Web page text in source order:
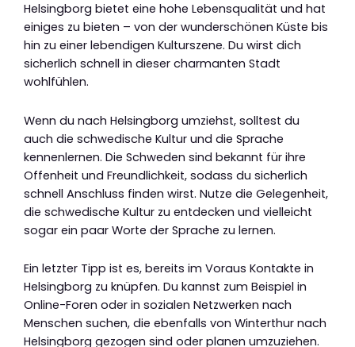
Helsingborg bietet eine hohe Lebensqualität und hat
einiges zu bieten – von der wunderschönen Küste bis
hin zu einer lebendigen Kulturszene. Du wirst dich
sicherlich schnell in dieser charmanten Stadt
wohlfühlen.
Wenn du nach Helsingborg umziehst, solltest du
auch die schwedische Kultur und die Sprache
kennenlernen. Die Schweden sind bekannt für ihre
Offenheit und Freundlichkeit, sodass du sicherlich
schnell Anschluss finden wirst. Nutze die Gelegenheit,
die schwedische Kultur zu entdecken und vielleicht
sogar ein paar Worte der Sprache zu lernen.
Ein letzter Tipp ist es, bereits im Voraus Kontakte in
Helsingborg zu knüpfen. Du kannst zum Beispiel in
Online-Foren oder in sozialen Netzwerken nach
Menschen suchen, die ebenfalls von Winterthur nach
Helsingborg gezogen sind oder planen umzuziehen.